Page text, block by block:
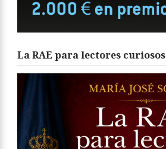
La RAE para lectores curiosos